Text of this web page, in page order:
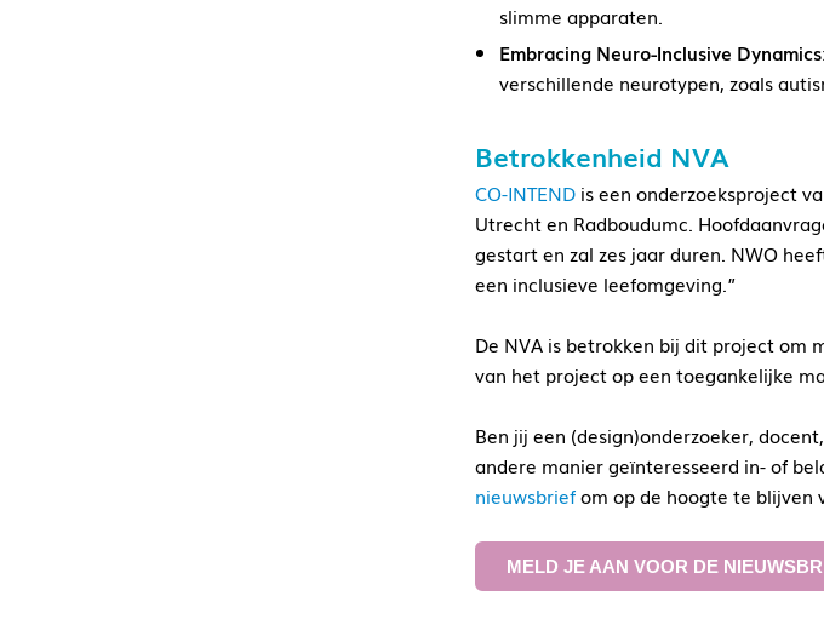
slimme apparaten.
Embracing Neuro-Inclusive Dynamics
verschillende neurotypen, zoals
Betrokkenheid NVA
CO-INTEND is een onderzoeksproject
Utrecht en Radboudumc.
gestart en zal zes jaar duren. NWO
een inclusieve leefomgeving.”
De NVA is betrokken bij dit project om
van het project op een toegankelijke
Ben jij een (design)onderzoeker,
andere manier geïnteresseerd in- of
nieuwsbriefom op de hoogte te blijven
MELD JE AAN VOOR DE